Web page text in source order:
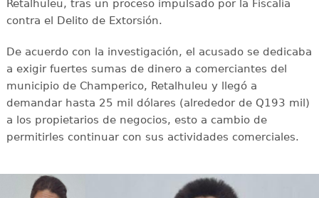
Retalhuleu, tras un proceso impulsado por la Fiscalía
contra el Delito de Extorsión.
De acuerdo con la investigación, el acusado se dedicaba
a exigir fuertes sumas de dinero a comerciantes del
municipio de Champerico, Retalhuleu y llegó a
demandar hasta 25 mil dólares (alrededor de Q193 mil)
a los propietarios de negocios, esto a cambio de
permitirles continuar con sus actividades comerciales.